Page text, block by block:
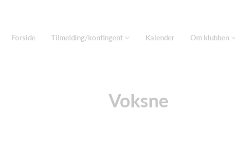
Forside Tilmelding/kontingent Kalender Om klubben
Voksne